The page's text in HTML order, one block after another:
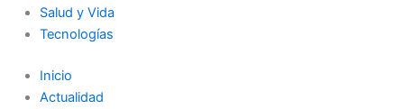
Salud y Vida
Tecnologías
Inicio
Actualidad